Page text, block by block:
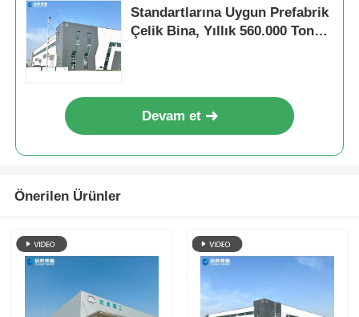
Standartlarına Uygun Prefabrik
Çelik Bina, Yıllık 560.000 Ton
Devam et
Önerilen Ürünler